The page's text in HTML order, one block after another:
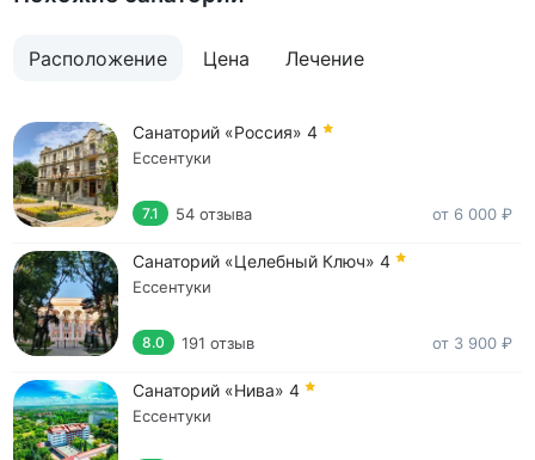
Расположение Цена Лечение
Санаторий «Россия» 4
Ессентуки
7.1 54 отзыва от 6 000 ₽
Санаторий «Целебный Ключ» 4
Ессентуки
8.0 191 отзыв от 3 900 ₽
Санаторий «Нива» 4
Ессентуки